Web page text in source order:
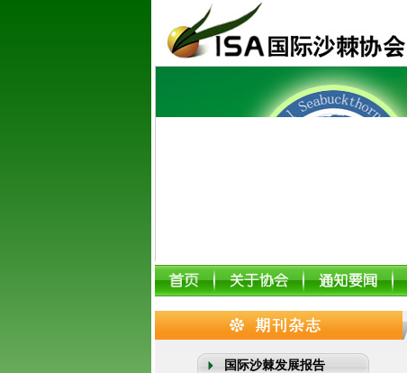
国际沙棘发展报告